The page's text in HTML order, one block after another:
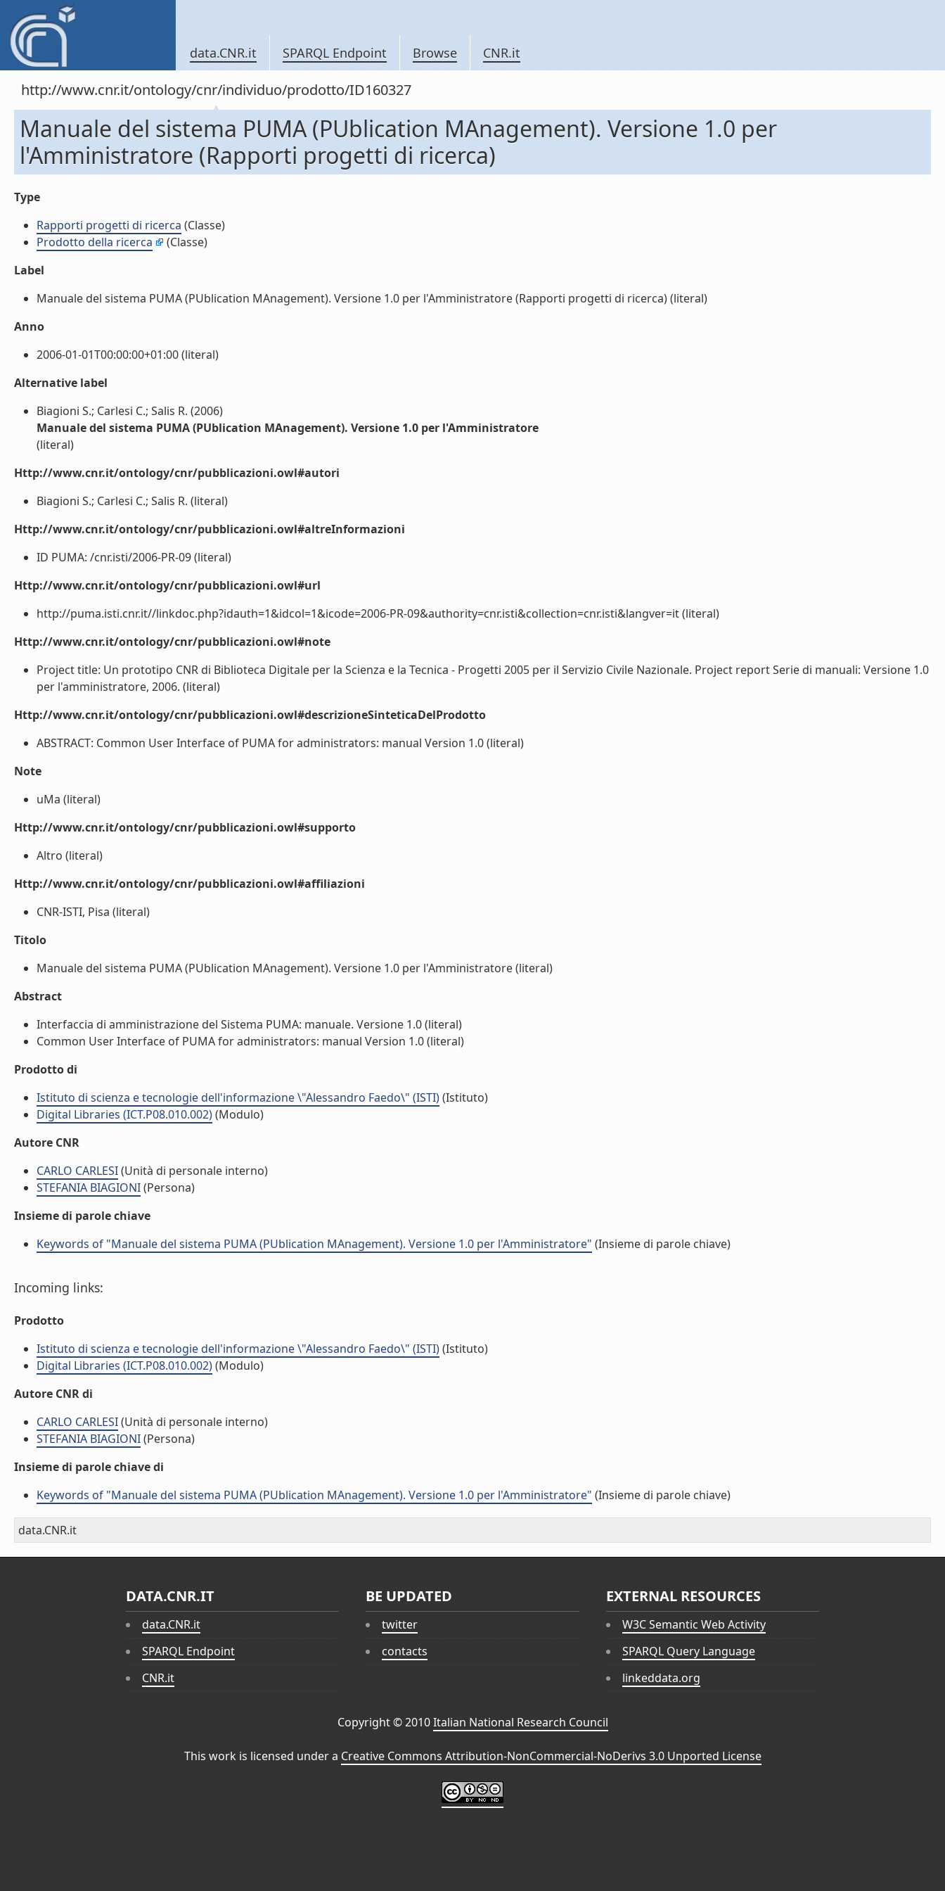
data.CNR.it SPARQL Endpoint Browse CNR.it
http://www.cnr.it/ontology/cnr/individuo/prodotto/ID160327
Manuale del sistema PUMA (PUblication MAnagement). Versione 1.0 per
l'Amministratore (Rapporti progetti di ricerca)
Type
Rapporti progetti di ricerca (Classe)
Prodotto della ricerca
(Classe)
Label
Manuale del sistema PUMA (PUblication MAnagement). Versione 1.0 per l'Amministratore (Rapporti progetti di ricerca) (literal)
Anno
2006-01-01T00:00:00+01:00 (literal)
Alternative label
Biagioni S.; Carlesi C.; Salis R. (2006)
Manuale del sistema PUMA (PUblication MAnagement). Versione 1.0 per l'Amministratore
(literal)
Http://www.cnr.it/ontology/cnr/pubblicazioni.owl#autori
Biagioni S.; Carlesi C.; Salis R. (literal)
Http://www.cnr.it/ontology/cnr/pubblicazioni.owl#altreInformazioni
ID PUMA: /cnr.isti/2006-PR-09 (literal)
Http://www.cnr.it/ontology/cnr/pubblicazioni.owl#url
http://puma.isti.cnr.it//linkdoc.php?idauth=1&idcol=1&icode=2006-PR-09&authority=cnr.isti&collection=cnr.isti&langver=it (literal)
Http://www.cnr.it/ontology/cnr/pubblicazioni.owl#note
Project title: Un prototipo CNR di Biblioteca Digitale per la Scienza e la Tecnica - Progetti 2005 per il Servizio Civile Nazionale. Project report Serie di manuali: Versione 1.0
per l'amministratore, 2006. (literal)
Http://www.cnr.it/ontology/cnr/pubblicazioni.owl#descrizioneSinteticaDelProdotto
ABSTRACT: Common User Interface of PUMA for administrators: manual Version 1.0 (literal)
Note
uMa (literal)
Http://www.cnr.it/ontology/cnr/pubblicazioni.owl#supporto
Altro (literal)
Http://www.cnr.it/ontology/cnr/pubblicazioni.owl#affiliazioni
CNR-ISTI, Pisa (literal)
Titolo
Manuale del sistema PUMA (PUblication MAnagement). Versione 1.0 per l'Amministratore (literal)
Abstract
Interfaccia di amministrazione del Sistema PUMA: manuale. Versione 1.0 (literal)
Common User Interface of PUMA for administrators: manual Version 1.0 (literal)
Prodotto di
Istituto di scienza e tecnologie dell'informazione \"Alessandro Faedo\" (ISTI)(Istituto)
Digital Libraries (ICT.P08.010.002)(Modulo)
Autore CNR
CARLO CARLESI(Unità di personale interno)
STEFANIA BIAGIONI(Persona)
Insieme di parole chiave
Keywords of "Manuale del sistema PUMA (PUblication MAnagement). Versione 1.0 per l'Amministratore" (Insieme di parole chiave)
Incoming links:
Prodotto
Istituto di scienza e tecnologie dell'informazione \"Alessandro Faedo\" (ISTI)(Istituto)
Digital Libraries (ICT.P08.010.002)(Modulo)
Autore CNR di
CARLO CARLESI(Unità di personale interno)
STEFANIA BIAGIONI(Persona)
Insieme di parole chiave di
Keywords of "Manuale del sistema PUMA (PUblication MAnagement). Versione 1.0 per l'Amministratore" (Insieme di parole chiave)
data.CNR.it
DATA.CNR.IT
data.CNR.it
SPARQL Endpoint
CNR.it
BE UPDATED
twitter
contacts
EXTERNAL RESOURCES
W3C Semantic Web Activity
SPARQL Query Language
linkeddata.org
Copyright © 2010Italian National Research Council
This work is licensed under a Creative Commons Attribution-NonCommercial-NoDerivs 3.0 Unported License